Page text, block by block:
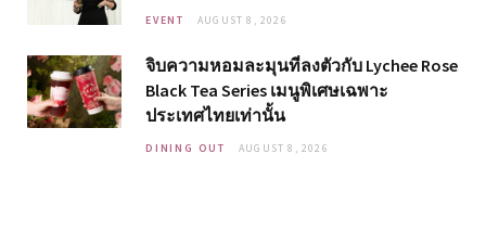
EVENT AUGUST 8, 2026
จิบความหอมละมุนที่ลงตัวกับ Lychee Rose
Black Tea Series เมนูพิเศษเฉพาะ
ประเทศไทยเท่านั้น
DINING OUT AUGUST 8, 2026